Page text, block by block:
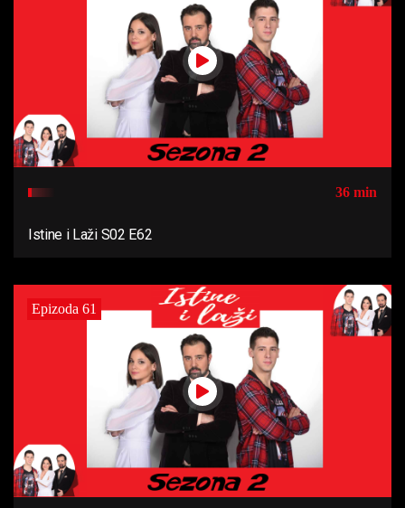
36 min
Istine i Laži S02 E62
Epizoda 61